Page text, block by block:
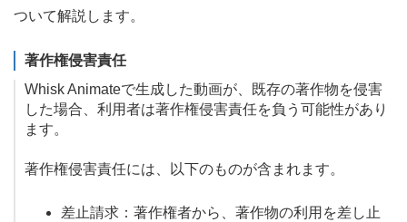
ついて解説します。
著作権侵害責任
Whisk Animateで生成した動画が、既存の著作物を侵害
した場合、利用者は著作権侵害責任を負う可能性があり
ます。
著作権侵害責任には、以下のものが含まれます。
差止請求：著作権者から、著作物の利用を差し止